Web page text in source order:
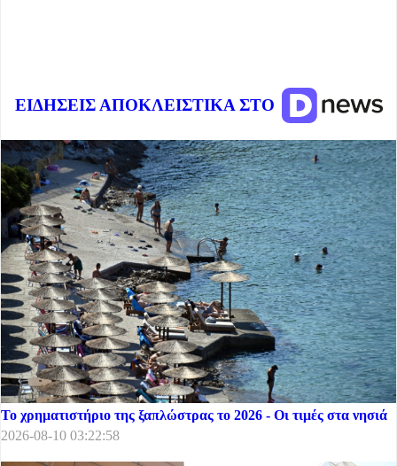
ΕΙΔΗΣΕΙΣ ΑΠΟΚΛΕΙΣΤΙΚΑ ΣΤΟ
Το χρηματιστήριο της ξαπλώστρας το 2026 - Οι τιμές στα νησιά
2026-08-10 03:22:58